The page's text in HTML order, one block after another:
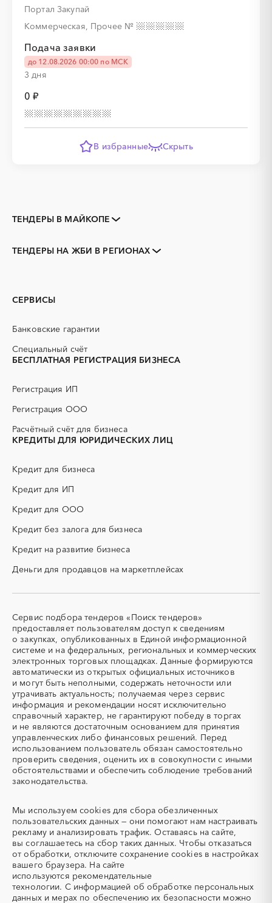
Портал Закупай
Коммерческая, Прочее №
Подача заявки
до 12.08.2026 00:00 по МСК
3 дня
0 ₽
В избранные Скрыть
ТЕНДЕРЫ В МАЙКОПЕ
Тендеры заводов
1С
PR
АЭС
активные добавки)
ЖКХ
КИП (контрольно-
МТР (материально-
технические ресурсы)
ОСАГО
РВД (рукава высокого
давления)
кабельные системы)
охлаждающие жидкости)
(Теплоэлектронагреватель)
УДС (установки
депарафинизации скважин)
УКПГ
ЯТЭК
Аварийные работы
Авиаперевозка
Авиационные работы
Авиационные работы
вертолетами
Автобус
Автовозы
Автогрейдер
Автозапчасти
Автоматизация
Автомобили
Автомобильные весы
Авторский надзор
Автотранспорт
Автоцистерны пожарные
Азотные станции
Акварель
Аквариумы
Аккумуляторы
Алкогольная продукция
Алмазное бурение
Алмазная резка
конструкции
Алюминиевые профили
Алюминий
ТЕНДЕРЫ НА ЖБИ В РЕГИОНАХ
СЕРВИСЫ
Банковские гарантии
Специальный счёт
БЕСПЛАТНАЯ РЕГИСТРАЦИЯ БИЗНЕСА
Регистрация ИП
Регистрация ООО
Расчётный счёт для бизнеса
КРЕДИТЫ ДЛЯ ЮРИДИЧЕСКИХ ЛИЦ
Кредит для бизнеса
Кредит для ИП
Кредит для ООО
Кредит без залога для бизнеса
Кредит на развитие бизнеса
Деньги для продавцов на маркетплейсах
Сервис подбора тендеров «Поиск тендеров»
предоставляет пользователям доступ к сведениям
о закупках, опубликованных в Единой информационной
системе и на федеральных, региональных и коммерческих
электронных торговых площадках. Данные формируются
автоматически из открытых официальных источников
и могут быть неполными, содержать неточности или
утрачивать актуальность; получаемая через сервис
информация и рекомендации носят исключительно
справочный характер, не гарантируют победу в торгах
и не являются достаточным основанием для принятия
управленческих либо финансовых решений. Перед
использованием пользователь обязан самостоятельно
проверить сведения, оценить их в совокупности с иными
обстоятельствами и обеспечить соблюдение требований
законодательства.
Мы используем cookies для сбора обезличенных
пользовательских данных — они помогают нам настраивать
рекламу и анализировать трафик. Оставаясь на сайте,
вы соглашаетесь на сбор таких данных. Чтобы отказаться
от обработки, отключите сохранение cookies в настройках
вашего браузера. На сайте
используются рекомендательные
технологии. С информацией об обработке персональных
данных и мерах по обеспечению их безопасности можно